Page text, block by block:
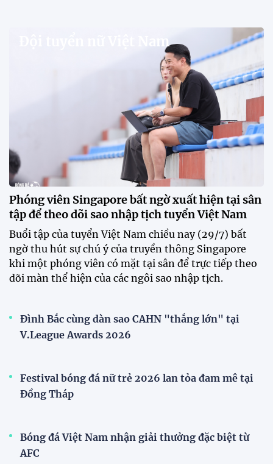
Đội tuyển nữ Việt Nam
Phóng viên Singapore bất ngờ xuất hiện tại sân
tập để theo dõi sao nhập tịch tuyển Việt Nam
Buổi tập của tuyển Việt Nam chiều nay (29/7) bất
ngờ thu hút sự chú ý của truyền thông Singapore
khi một phóng viên có mặt tại sân để trực tiếp theo
dõi màn thể hiện của các ngôi sao nhập tịch.
Đình Bắc cùng dàn sao CAHN "thắng lớn" tại
V.League Awards 2026
Festival bóng đá nữ trẻ 2026 lan tỏa đam mê tại
Đồng Tháp
Bóng đá Việt Nam nhận giải thưởng đặc biệt từ
AFC